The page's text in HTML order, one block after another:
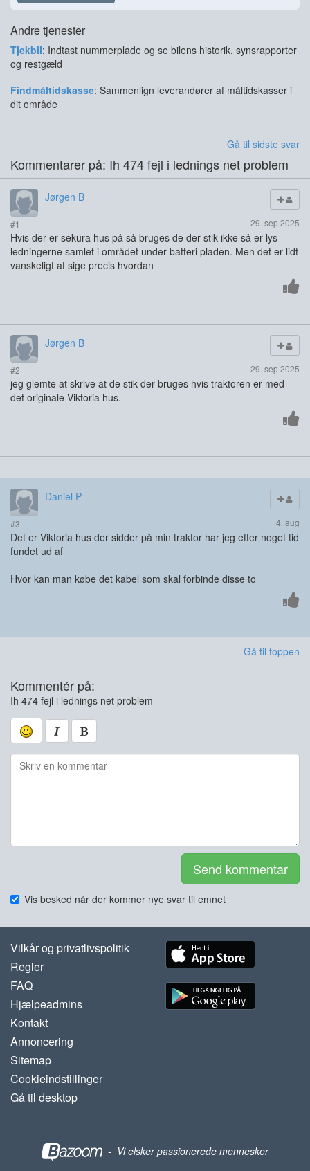
Andre tjenester
Tjekbil: Indtast nummerplade og se bilens historik, synsrapporter
og restgæld
Findmåltidskasse: Sammenlign leverandører af måltidskasser i
dit område
Gå til sidste svar
Kommentarer på: Ih 474 fejl i lednings net problem
Jørgen B
#1 29. sep 2025
Hvis der er sekura hus på så bruges de der stik ikke så er lys
ledningerne samlet i området under batteri pladen. Men det er lidt
vanskeligt at sige precis hvordan
Jørgen B
#2 29. sep 2025
jeg glemte at skrive at de stik der bruges hvis traktoren er med
det originale Viktoria hus.
Daniel P
#3 4. aug
Det er Viktoria hus der sidder på min traktor har jeg efter noget tid
fundet ud af
Hvor kan man købe det kabel som skal forbinde disse to
Gå til toppen
Kommentér på:
Ih 474 fejl i lednings net problem
Send kommentar
Vis besked når der kommer nye svar til emnet
Vilkår og privatlivspolitik
Regler
FAQ
Hjælpeadmins
Kontakt
Annoncering
Sitemap
Cookieindstillinger
Gå til desktop
- Vi elsker passionerede mennesker